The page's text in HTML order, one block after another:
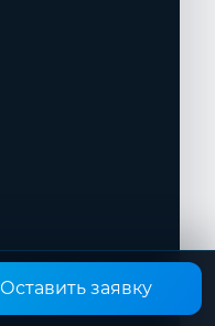
Оставить заявку